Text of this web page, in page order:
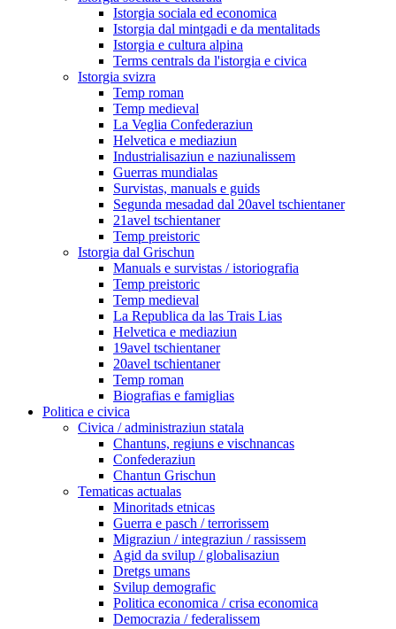
Istorgia sociala ed economica
Istorgia dal mintgadi e da mentalitads
Istorgia e cultura alpina
Terms centrals da l'istorgia e civica
Istorgia svizra
Temp roman
Temp medieval
La Veglia Confederaziun
Helvetica e mediaziun
Industrialisaziun e naziunalissem
Guerras mundialas
Survistas, manuals e guids
Segunda mesadad dal 20avel tschientaner
21avel tschientaner
Temp preistoric
Istorgia dal Grischun
Manuals e survistas / istoriografia
Temp preistoric
Temp medieval
La Republica da las Trais Lias
Helvetica e mediaziun
19avel tschientaner
20avel tschientaner
Temp roman
Biografias e famiglias
Politica e civica
Civica / administraziun statala
Chantuns, regiuns e vischnancas
Confederaziun
Chantun Grischun
Tematicas actualas
Minoritads etnicas
Guerra e pasch / terrorissem
Migraziun / integraziun / rassissem
Agid da svilup / globalisaziun
Dretgs umans
Svilup demografic
Politica economica / crisa economica
Democrazia / federalissem